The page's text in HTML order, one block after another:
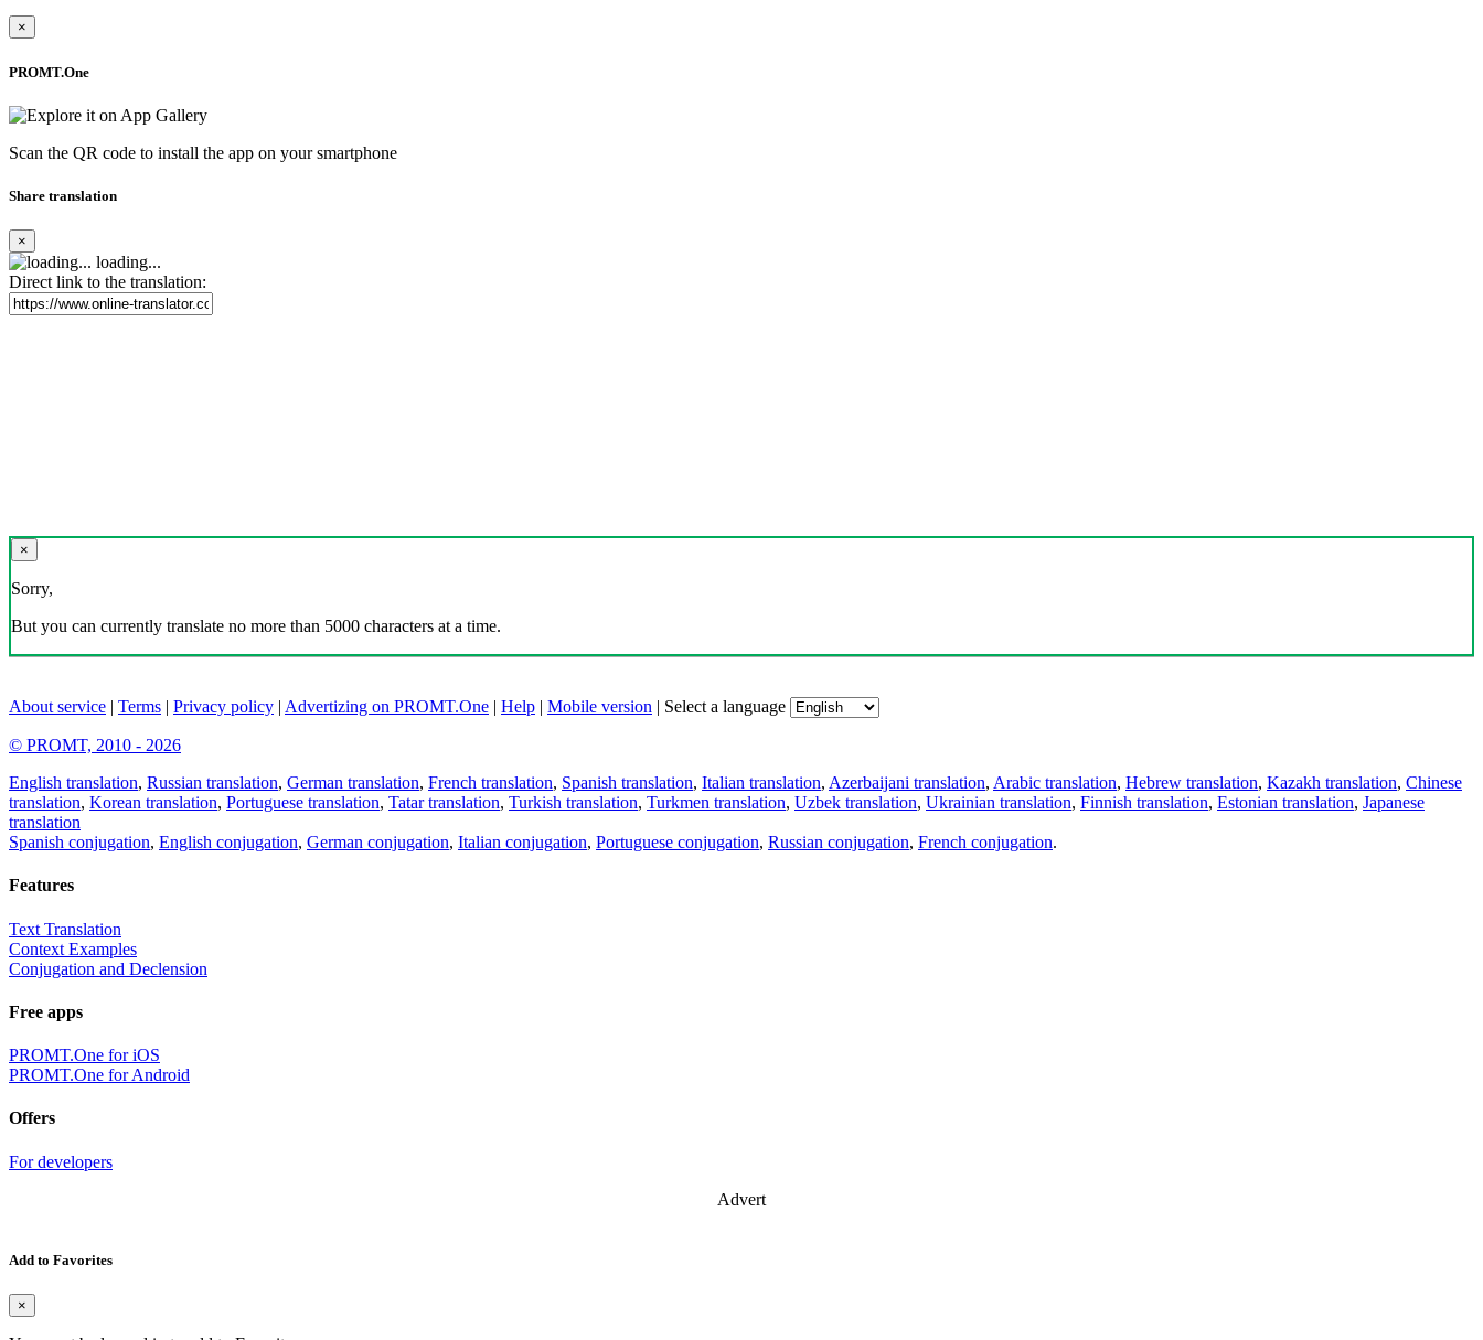
×
PROMT.One
Scan the QR code to install the app on your smartphone
Share translation
×
loading...
Direct link to the translation:
×
Sorry,
But you can currently translate no more than 5000 characters at a time.
About service | Terms | Privacy policy | Advertizing on PROMT.One | Help | Mobile version | Select a language
© PROMT, 2010 - 2026
English translation, Russian translation, German translation, French translation, Spanish translation, Italian translation, Azerbaijani translation, Arabic translation, Hebrew translation, Kazakh translation, Chinese
translation, Korean translation, Portuguese translation, Tatar translation, Turkish translation, Turkmen translation, Uzbek translation, Ukrainian translation, Finnish translation, Estonian translation, Japanese
translation
Spanish conjugation, English conjugation, German conjugation, Italian conjugation, Portuguese conjugation, Russian conjugation, French conjugation.
Features
Text Translation
Context Examples
Conjugation and Declension
Free apps
PROMT.One for iOS
PROMT.One for Android
Offers
For developers
Advert
Add to Favorites
×